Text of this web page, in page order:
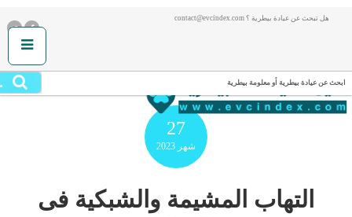
هل تبحث عن عيادة بيطرية ؟ contact@evcindex.com
ابحث عن عيادة بيطرية أو معلومة بيطرية
27
شهر 2023
التهاب المشيمة والشبكية فى